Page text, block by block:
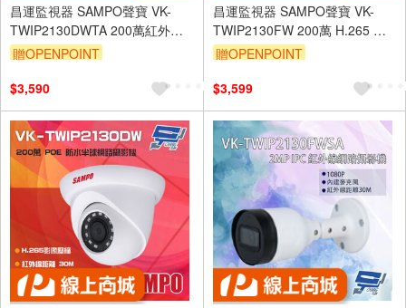
昌運監視器 SAMPO聲寶 VK-
TWIP2130DWTA 200萬紅外線
定焦半球網路攝影機 內建⿆克⾵
贈OPENPOINT
$3,590
昌運監視器 SAMPO聲寶 VK-
TWIP2130FW 200萬 H.265 紅
外線槍型網路攝影機 PoE
贈OPENPOINT
$3,599